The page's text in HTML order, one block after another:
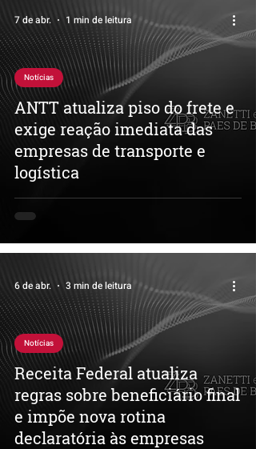
ANTT atualiza piso do frete e
exige reação imediata das
empresas de transporte e
logística
Notícias
7 de abr. 1 min de leitura
Receita Federal atualiza
regras sobre beneficiário final
e impõe nova rotina
declaratória às empresas
Notícias
6 de abr. 3 min de leitura